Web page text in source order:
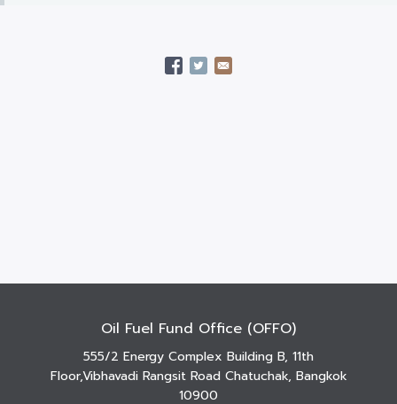
Oil Fuel Fund Office (OFFO)
555/2 Energy Complex Building B, 11th
Floor,Vibhavadi Rangsit Road Chatuchak, Bangkok
10900